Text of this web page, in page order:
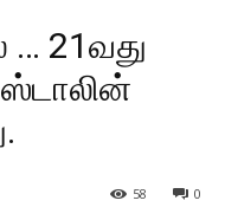
… 21வது
0
58